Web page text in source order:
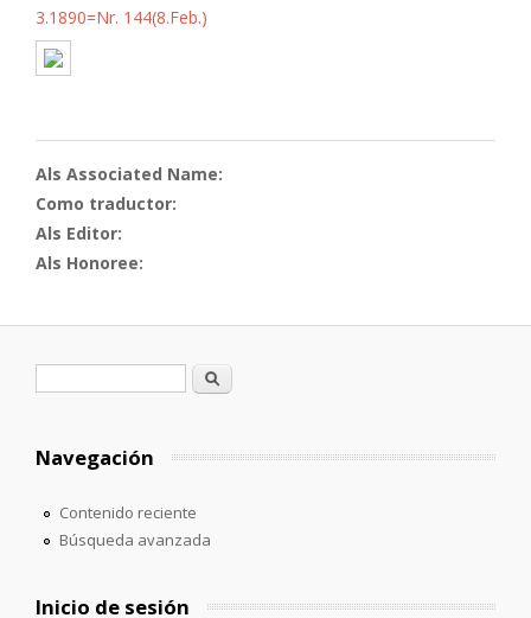
3.1890=Nr. 144(8.Feb.)
Als Associated Name:
Como traductor:
Als Editor:
Als Honoree:
Formulario de búsqueda
Buscar
Navegación
Contenido reciente
Búsqueda avanzada
Inicio de sesión